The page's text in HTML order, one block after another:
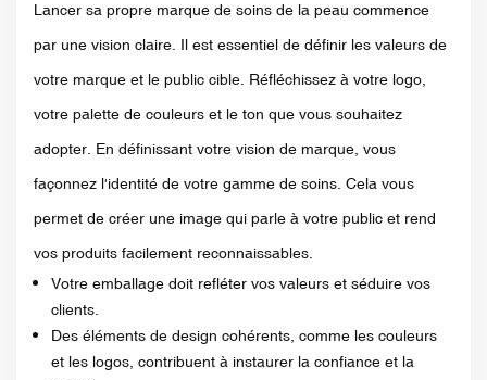
Lancer sa propre marque de soins de la peau commence
par une vision claire. Il est essentiel de définir les valeurs de
votre marque et le public cible. Réfléchissez à votre logo,
votre palette de couleurs et le ton que vous souhaitez
adopter. En définissant votre vision de marque, vous
façonnez l'identité de votre gamme de soins. Cela vous
permet de créer une image qui parle à votre public et rend
vos produits facilement reconnaissables.
Votre emballage doit refléter vos valeurs et séduire vos
clients.
Des éléments de design cohérents, comme les couleurs
et les logos, contribuent à instaurer la confiance et la